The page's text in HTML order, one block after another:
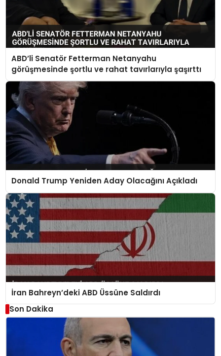
ABD’li Senatör Fetterman Netanyahu
görüşmesinde şortlu ve rahat tavırlarıyla şaşırttı
Donald Trump Yeniden Aday Olacağını Açıkladı
İran Bahreyn’deki ABD Üssüne Saldırdı
Son Dakika